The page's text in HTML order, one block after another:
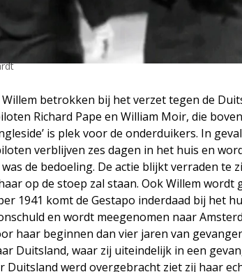
betrokken bij het verzet tegen de
Richard Pape en William Moir, die
is plek voor de onderduikers. In
verblijven zes dagen in het huis en
de bedoeling. De actie blijkt verraden te
op de stoep zal staan. Ook Willem wordt
1941 komt de Gestapo inderdaad bij het
en wordt meegenomen naar
haar beginnen dan vier jaren van
Duitsland, waar zij uiteindelijk in een
werd overgebracht ziet zij haar